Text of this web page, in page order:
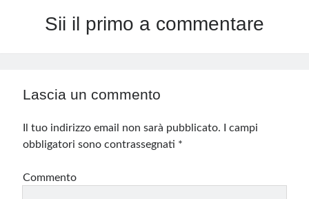
Sii il primo a commentare
Lascia un commento
Il tuo indirizzo email non sarà pubblicato.
I campi
obbligatori sono contrassegnati *
Commento